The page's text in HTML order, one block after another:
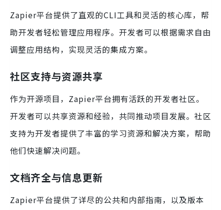
Zapier平台提供了直观的CLI工具和灵活的核心库，帮
助开发者轻松管理应用程序。开发者可以根据需求自由
调整应用结构，实现灵活的集成方案。
社区支持与资源共享
作为开源项目，Zapier平台拥有活跃的开发者社区。
开发者可以共享资源和经验，共同推动项目发展。社区
支持为开发者提供了丰富的学习资源和解决方案，帮助
他们快速解决问题。
文档齐全与信息更新
Zapier平台提供了详尽的公共和内部指南，以及版本